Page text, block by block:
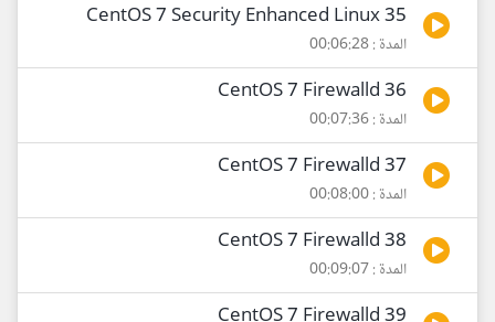
35 CentOS 7 Security Enhanced Linux
المدة : 00:06:28
36 CentOS 7 Firewalld
المدة : 00:07:36
37 CentOS 7 Firewalld
المدة : 00:08:00
38 CentOS 7 Firewalld
المدة : 00:09:07